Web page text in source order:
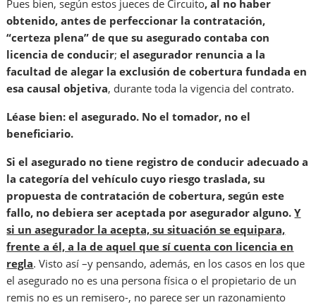
Pues bien, según estos jueces de Circuito, al no haber
obtenido, antes de perfeccionar la contratación,
“certeza plena” de que su asegurado contaba con
licencia de conducir;el asegurador renuncia a la
facultad de alegar la exclusión de cobertura fundada en
esa causal objetiva, durante toda la vigencia del contrato.
Léase bien: el asegurado. No el tomador, no el
beneficiario.
Si el asegurado no tiene registro de conducir adecuado a
la categoría del vehículo cuyo riesgo traslada, su
propuesta de contratación de cobertura, según este
fallo, no debiera ser aceptada por asegurador alguno.Y
si un asegurador la acepta, su situación se equipara,
frente a él, a la de aquel que sí cuenta con licencia en
regla. Visto así –y pensando, además, en los casos en los que
el asegurado no es una persona física o el propietario de un
remis no es un remisero-, no parece ser un razonamiento